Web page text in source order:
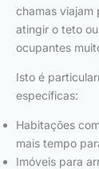
chamas viajam
atingir o teto
ocupantes
Isto é
específicas:
Habitações
mais tempo
Imóveis para